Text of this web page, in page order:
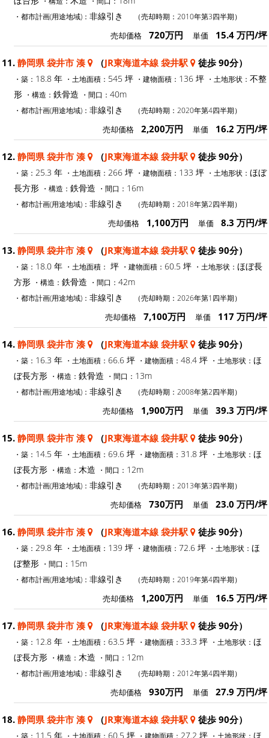
・都市計画(用途地域)： 非線引き （売却時期：2010年第3四半期）
売却価格 720万円 単価 15.4 万円/坪
11. 静岡県 袋井市 湊 （JR東海道本線 袋井駅 徒歩 90分）
・築： 18.8 年 ・土地面積： 545 坪 ・建物面積： 136 坪 ・土地形状： 不整
形 ・構造： 鉄骨造 ・間口： 40m
・都市計画(用途地域)： 非線引き （売却時期：2020年第4四半期）
売却価格 2,200万円 単価 16.2 万円/坪
12. 静岡県 袋井市 湊 （JR東海道本線 袋井駅 徒歩 90分）
・築： 25.3 年 ・土地面積： 266 坪 ・建物面積： 133 坪 ・土地形状： ほぼ
長方形 ・構造： 鉄骨造 ・間口： 16m
・都市計画(用途地域)： 非線引き （売却時期：2018年第2四半期）
売却価格 1,100万円 単価 8.3 万円/坪
13. 静岡県 袋井市 湊 （JR東海道本線 袋井駅 徒歩 90分）
・築： 18.0 年 ・土地面積： 坪 ・建物面積： 60.5 坪 ・土地形状： ほぼ長
方形 ・構造： 鉄骨造 ・間口： 42m
・都市計画(用途地域)： 非線引き （売却時期：2026年第1四半期）
売却価格 7,100万円 単価 117 万円/坪
14. 静岡県 袋井市 湊 （JR東海道本線 袋井駅 徒歩 90分）
・築： 16.3 年 ・土地面積： 66.6 坪 ・建物面積： 48.4 坪 ・土地形状： ほ
ぼ長方形 ・構造： 鉄骨造 ・間口： 13m
・都市計画(用途地域)： 非線引き （売却時期：2008年第2四半期）
売却価格 1,900万円 単価 39.3 万円/坪
15. 静岡県 袋井市 湊 （JR東海道本線 袋井駅 徒歩 90分）
・築： 14.5 年 ・土地面積： 69.6 坪 ・建物面積： 31.8 坪 ・土地形状： ほ
ぼ長方形 ・構造： 木造 ・間口： 12m
・都市計画(用途地域)： 非線引き （売却時期：2013年第3四半期）
売却価格 730万円 単価 23.0 万円/坪
16. 静岡県 袋井市 湊 （JR東海道本線 袋井駅 徒歩 90分）
・築： 29.8 年 ・土地面積： 139 坪 ・建物面積： 72.6 坪 ・土地形状： ほ
ぼ整形 ・間口： 15m
・都市計画(用途地域)： 非線引き （売却時期：2019年第4四半期）
売却価格 1,200万円 単価 16.5 万円/坪
17. 静岡県 袋井市 湊 （JR東海道本線 袋井駅 徒歩 90分）
・築： 12.8 年 ・土地面積： 63.5 坪 ・建物面積： 33.3 坪 ・土地形状： ほ
ぼ長方形 ・構造： 木造 ・間口： 12m
・都市計画(用途地域)： 非線引き （売却時期：2012年第4四半期）
売却価格 930万円 単価 27.9 万円/坪
18. 静岡県 袋井市 湊 （JR東海道本線 袋井駅 徒歩 90分）
・築： 11.5 年 ・土地面積： 60.5 坪 ・建物面積： 27.2 坪 ・土地形状： ほ